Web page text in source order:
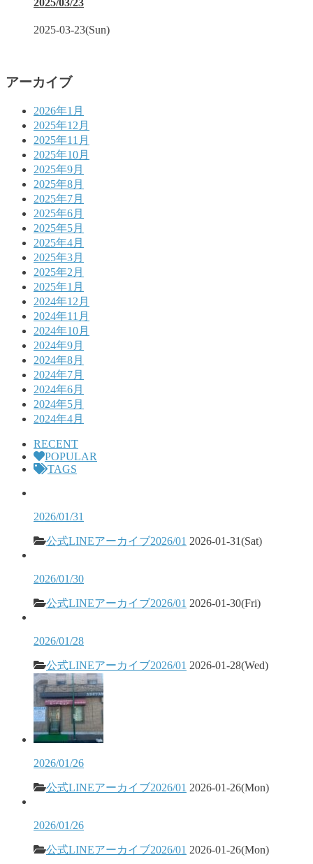
2025-03-23(Sun)
アーカイブ
2026年1月
2025年12月
2025年11月
2025年10月
2025年9月
2025年8月
2025年7月
2025年6月
2025年5月
2025年4月
2025年3月
2025年2月
2025年1月
2024年12月
2024年11月
2024年10月
2024年9月
2024年8月
2024年7月
2024年6月
2024年5月
2024年4月
RECENT
POPULAR
TAGS
2026/01/31
公式LINEアーカイブ2026/01 2026-01-31(Sat)
2026/01/30
公式LINEアーカイブ2026/01 2026-01-30(Fri)
2026/01/28
公式LINEアーカイブ2026/01 2026-01-28(Wed)
2026/01/26
公式LINEアーカイブ2026/01 2026-01-26(Mon)
2026/01/26
公式LINEアーカイブ2026/01 2026-01-26(Mon)